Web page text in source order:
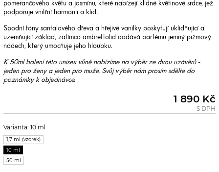
pomerančového květu a jasmínu, které nabízejí klidné květinové srdce, jež
podporuje vnitřní harmonii a klid.
Spodní tóny santalového dřeva a hřejivé vanilky poskytují uklidňující a
uzemňující základ, zatímco ambrettolid dodává parfému jemný pižmový
nádech, který umocňuje jeho hloubku.
K 50ml balení této unisex vůně nabízíme na výběr ze dvou uzávěrů -
jeden pro ženy a jeden pro muže. Svůj výběr nám prosím sdělte do
poznámky k objednávce.
1 890 Kč
S DPH
Varianta: 10 ml
1,7 ml (vzorek)
10 ml
50 ml